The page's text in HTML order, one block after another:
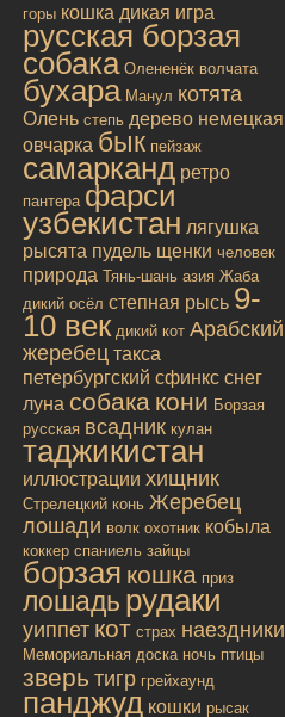
горы кошка дикая игра
русская борзая
собака Олененёк волчата
бухара Манул котята
Олень степь дерево немецкая
овчарка бык пейзаж
самарканд ретро
пантера фарси
узбекистан лягушка
рысята пудель щенки человек
природа Тянь-шань азия Жаба
дикий осёл степная рысь 9-
10 век дикий кот Арабский
жеребец такса
петербургский сфинкс снег
луна собака кони Борзая
русская всадник кулан
таджикистан
иллюстрации хищник
Стрелецкий конь Жеребец
лошади волк охотник кобыла
коккер спаниель зайцы
борзая кошка приз
лошадь рудаки
уиппет кот страх наездники
Мемориальная доска ночь птицы
зверь тигр грейхаунд
панджуд кошки рысак